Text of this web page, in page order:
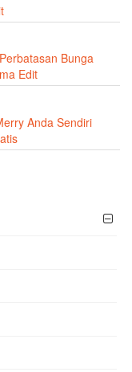
Bunga
Edit
Anda Sendiri